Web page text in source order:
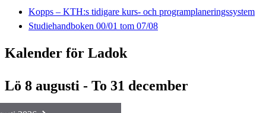
Kopps – KTH:s tidigare kurs- och programplaneringssystem
Studiehandboken 00/01 tom 07/08
Kalender för Ladok
Lö 8 augusti - To 31 december